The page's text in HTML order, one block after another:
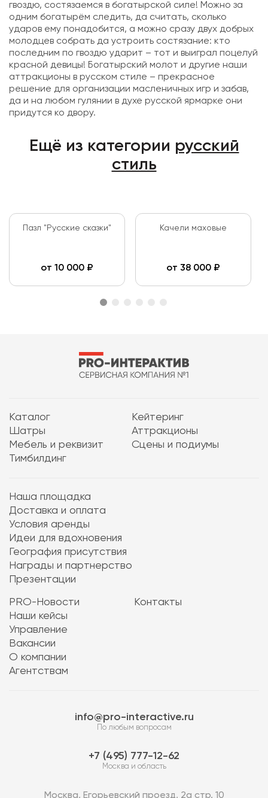
гвоздю, состязаемся в богатырской силе! Можно за
одним богатырём следить, да считать, сколько
ударов ему понадобится, а можно сразу двух добрых
молодцев собрать да устроить состязание: кто
последним по гвоздю ударит – тот и выиграл поцелуй
красной девицы! Богатырский молот и другие наши
аттракционы в русском стиле – прекрасное
решение для организации масленичных игр и забав,
да и на любом гулянии в духе русской ярмарке они
придутся ко двору.
Ещё из категории русский
стиль
Пазл "Русские сказки"
от 10 000 ₽
Качели маховые
от 38 000 ₽
Каталог
Кейтеринг
Шатры
Аттракционы
Мебель и реквизит
Сцены и подиумы
Тимбилдинг
Наша площадка
Доставка и оплата
Условия аренды
Идеи для вдохновения
География присутствия
Награды и партнерство
Презентации
PRO-Новости
Наши кейсы
Управление
Вакансии
О компании
Агентствам
Контакты
info@pro-interactive.ru
По любым вопросам
7 (495) 777-12-62
Москва и область
Москва, Егорьевский проезд, 2а стр. 10